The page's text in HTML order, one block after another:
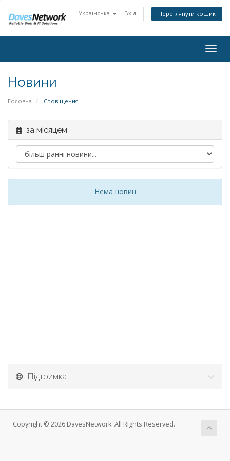
Українська Вхід Переглянути кошик
Новини
Головна Сповіщення
за місяцем
Нема новин
Підтримка
Copyright © 2026 DavesNetwork. All Rights Reserved.